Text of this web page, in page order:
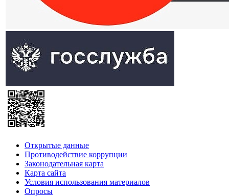
Открытые данные
Противодействие коррупции
Законодательная карта
Карта сайта
Условия использования материалов
Опросы